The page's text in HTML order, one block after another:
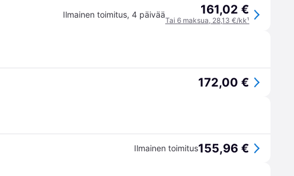
Ilmainen toimitus, 4 päivää 161,02 €
Tai 6 maksua, 28,13 €/kk¹
172,00 €
Ilmainen toimitus155,96 €